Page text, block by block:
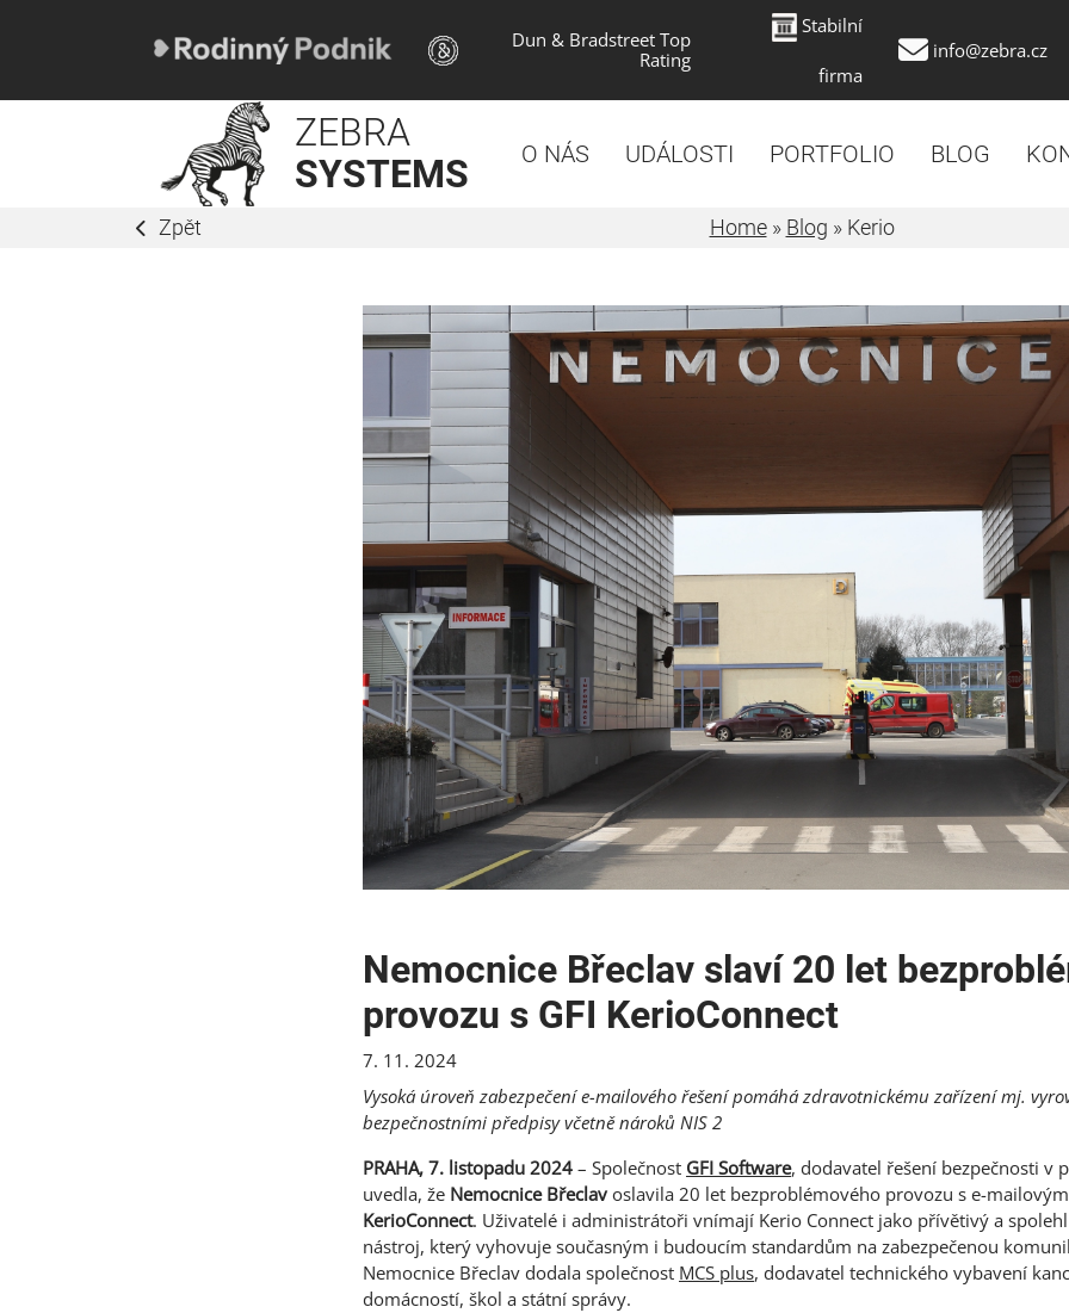
Dun & Bradstreet Top
Rating
Stabilní
firma
info@zebra.cz
ZEBRA
SYSTEMS
O NÁS UDÁLOSTI PORTFOLIO BLOG
Zpět Home» Blog » Kerio
Nemocnice Břeclav slaví 20 let
provozu s GFI KerioConnect
7. 11. 2024
Vysoká úroveň zabezpečení e-mailového řešení pomáhá zdravotnickému zařízení mj.
bezpečnostními předpisy včetně nároků NIS 2
PRAHA, 7. listopadu 2024 – Společnost GFI Software, dodavatel řešení bezpečnosti v
uvedla, že Nemocnice Břeclav oslavila 20 let bezproblémového provozu s e-
KerioConnect. Uživatelé i administrátoři vnímají Kerio Connect jako přívětivý a
nástroj, který vyhovuje současným i budoucím standardům na zabezpečenou
Nemocnice Břeclav dodala společnost MCS plus, dodavatel technického vybavení
domácností, škol a státní správy.